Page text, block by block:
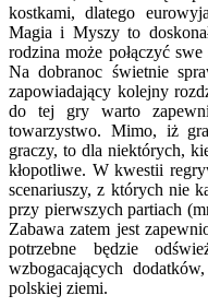
kostkami, dlatego
Magia i Myszy to
rodzina może połączyć
Na dobranoc świetnie
zapowiadający kolejny
do tej gry warto
towarzystwo. Mimo, iż
graczy, to dla niektórych,
kłopotliwe. W kwestii
scenariuszy, z których nie
przy pierwszych partiach
Zabawa zatem jest
potrzebne będzie
wzbogacających
polskiej ziemi.